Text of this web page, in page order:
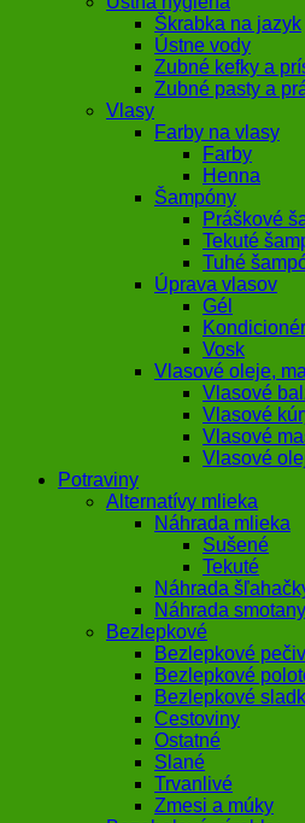
Škrabka na jazyk
Ústne vody
Zubné kefky a
Zubné pasty a
Vlasy
Farby na vlasy
Farby
Henna
Šampóny
Práškové
Tekuté
Tuhé
Úprava vlasov
Gél
Kondicionér
Vosk
Vlasové oleje,
Vlasové
Vlasové
Vlasové
Vlasové
Potraviny
Alternatívy mlieka
Náhrada mlieka
Sušené
Tekuté
Náhrada
Náhrada smotany
Bezlepkové
Bezlepkové
Bezlepkové
Bezlepkové
Cestoviny
Ostatné
Slané
Trvanlivé
Zmesi a múky